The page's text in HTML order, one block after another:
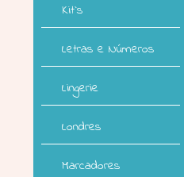
Kit`s
Letras e Números
Lingerie
Londres
Marcadores